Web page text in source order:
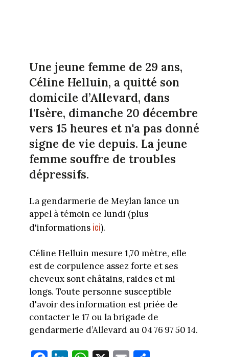
Une jeune femme de 29 ans,
Céline Helluin, a quitté son
domicile d’Allevard, dans
l'Isère, dimanche 20 décembre
vers 15 heures et n'a pas donné
signe de vie depuis. La jeune
femme souffre de troubles
dépressifs.
La gendarmerie de Meylan lance un
appel à témoin ce lundi (plus
d'informations ici).
Céline Helluin mesure 1,70 mètre, elle
est de corpulence assez forte et ses
cheveux sont châtains, raides et mi-
longs. Toute personne susceptible
d'avoir des information est priée de
contacter le 17 ou la brigade de
gendarmerie d’Allevard au 04 76 97 50 14.